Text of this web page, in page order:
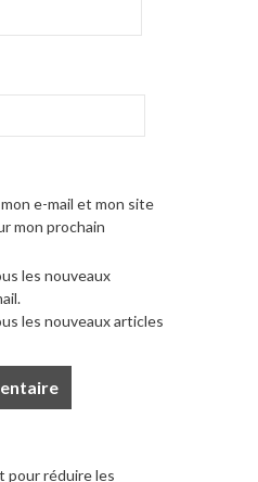
e-mail et mon site
mon prochain
les nouveaux
les nouveaux articles
pour réduire les